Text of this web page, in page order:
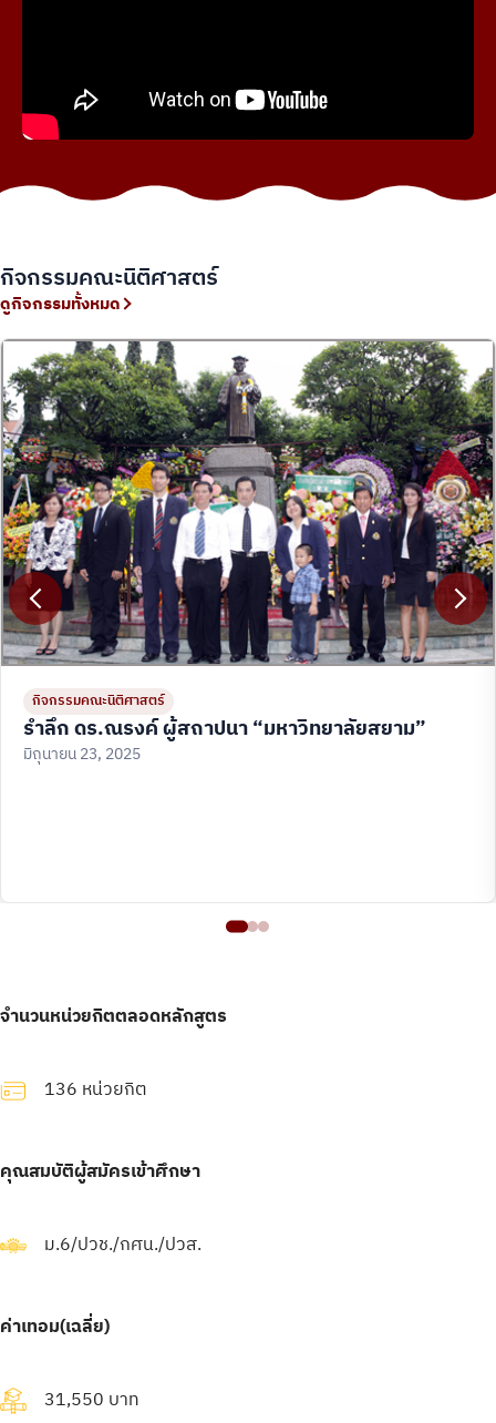
กิจกรรมคณะนิติศาสตร์
ดูกิจกรรมทั้งหมด
กิจกรรมคณะนิติศาสตร์
รำลึก ดร.ณรงค์ ผู้สถาปนา “มหาวิทยาลัยสยาม”
มิถุนายน 23, 2025
จำนวนหน่วยกิตตลอดหลักสูตร
136 หน่วยกิต
คุณสมบัติผู้สมัครเข้าศึกษา
ม.6/ปวช./กศน./ปวส.
ค่าเทอม(เฉลี่ย)
31,550 บาท